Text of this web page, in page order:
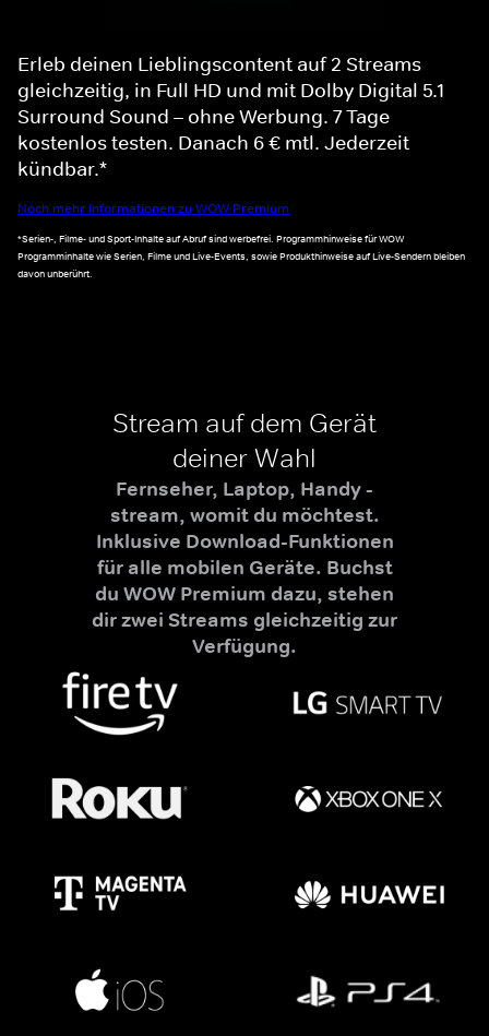
Erleb deinen Lieblingscontent auf 2 Streams
gleichzeitig, in Full HD und mit Dolby Digital 5.1
Surround Sound – ohne Werbung. 7 Tage
kostenlos testen. Danach 6 € mtl. Jederzeit
kündbar.*
Noch mehr Informationen zu WOW Premium
*Serien-, Filme- und Sport-Inhalte auf Abruf sind werbefrei. Programmhinweise für WOW
Programminhalte wie Serien, Filme und Live-Events, sowie Produkthinweise auf Live-Sendern bleiben
davon unberührt.
Stream auf dem Gerät
deiner Wahl
Fernseher, Laptop, Handy -
stream, womit du möchtest.
Inklusive Download-Funktionen
für alle mobilen Geräte. Buchst
du WOW Premium dazu, stehen
dir zwei Streams gleichzeitig zur
Verfügung.